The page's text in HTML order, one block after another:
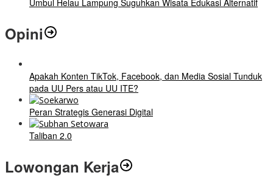
Umbul Helau Lampung Suguhkan Wisata Edukasi Alternatif
Opini
Apakah Konten TikTok, Facebook, dan Media Sosial Tunduk
pada UU Pers atau UU ITE?
Peran Strategis Generasi Digital
Taliban 2.0
Lowongan Kerja